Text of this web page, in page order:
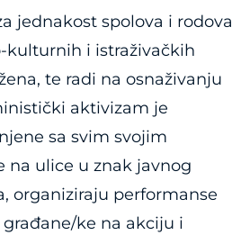
jednakost spolova i rodova
kulturnih i istraživačkih
te radi na osnaživanju
aktivizam je
sa svim svojim
na ulice u znak javnog
organiziraju performanse
ke na akciju i